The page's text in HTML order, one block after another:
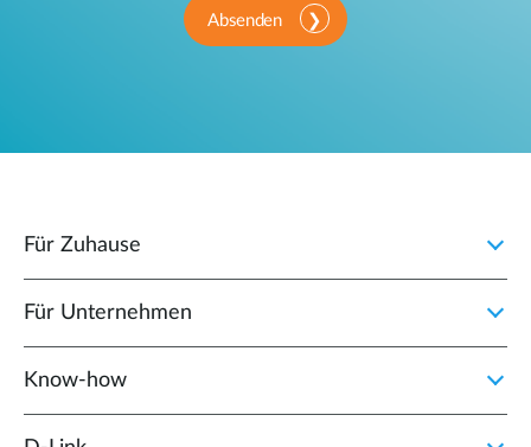
Absenden
Für Zuhause
Für Unternehmen
Know-how